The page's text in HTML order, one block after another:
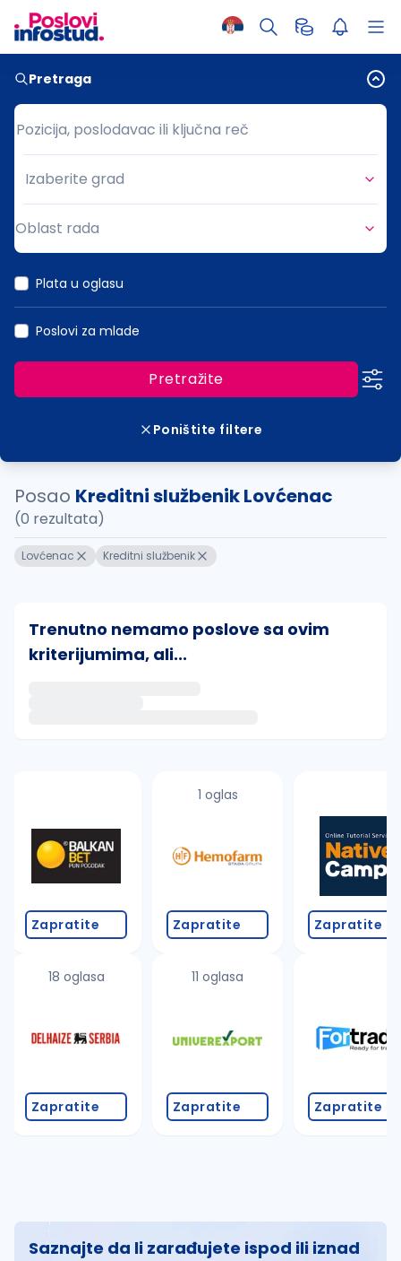
Pretraga
Pozicija, poslodavac ili ključna reč
Pozicija, poslodavac ili ključna reč
Grad
Izaberite grad
Oblast rada
Plata u oglasu
Poslovi za mlade
Pretražite
Poništite filtere
Posao Kreditni službenik Lovćenac
(0 rezultata)
Lovćenac Kreditni službenik
Trenutno nemamo poslove sa ovim
kriterijumima, ali...
Takođe možete da:
proverite pravopisne greške (koristite č, ć, š, đ,
promenite odabrane filtere pretrage
Zapratite
18 oglasa
Zapratite
1 oglas
Zapratite
11 oglasa
Zapratite
Zapratite
Zapratite
Saznajte da li zarađujete ispod ili iznad